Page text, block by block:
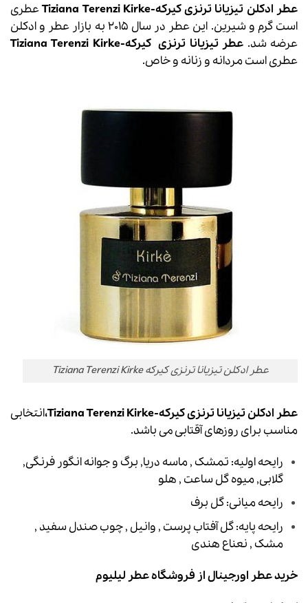
عطر ادکلن تیزیانا ترنزی کیرکه-Tiziana Terenzi Kirke
عطری
است گرم و شیرین. این عطر در سال 2015 به بازار عطر و
ادکلن
عرضه شد. عطرتیزیانا ترنزیکیرکه- Tiziana Terenzi Kirke
عطری است مردانه و زنانه و خاص.
عطر ادکلن تیزیانا ترنزی کیرکه Tiziana Terenzi Kirke
عطر ادکلن تیزیانا ترنزی کیرکه-Tiziana Terenzi Kirke،
انتخابی
مناسب برای روزهای آقتابی می باشد.
رایحه اولیه: تمشک , ماسه دریا, برگ و جوانه انگور فرنگی,
گلابی, میوه گل ساعت , هلو
رایحه میانی: گل برف
رایحه پایه: گل آفتاب پرست , وانیل , چوب صندل سفید ,
مشک , نعناع هندی
خرید عطر اورجینال از فروشگاه عطر لیلیوم